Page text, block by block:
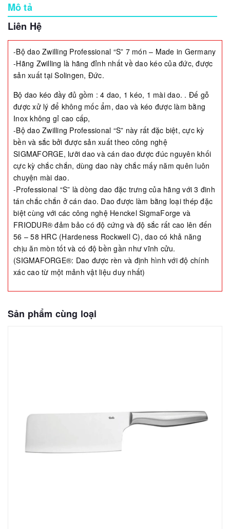
Mô tả
Liên Hệ
-Bộ dao Zwilling Professional “S” 7 món – Made in Germany
-Hãng Zwilling là hãng đỉnh nhất về dao kéo của đức, được
sản xuất tại Solingen, Đức.
Bộ dao kéo đầy đủ gồm : 4 dao, 1 kéo, 1 mài dao. . Đế gỗ
được xử lý để không mốc ẩm, dao và kéo được làm bằng
Inox không gỉ cao cấp,
-Bộ dao Zwilling Professional “S” này rất đặc biệt, cực kỳ
bền và sắc bởi được sản xuất theo công nghệ
SIGMAFORGE, lưỡi dao và cán dao được đúc nguyên khối
cực kỳ chắc chắn, dùng dao này chắc mấy năm quên luôn
chuyện mài dao.
-Professional “S” là dòng dao đặc trưng của hãng với 3 đinh
tán chắc chắn ở cán dao. Dao được làm bằng loại thép đặc
biệt cùng với các công nghệ Henckel SigmaForge và
FRIODUR® đảm bảo có độ cứng và độ sắc rất cao lên đến
56 – 58 HRC (Hardeness Rockwell C), dao có khả năng
chịu ăn mòn tốt và có độ bền gần như vĩnh cửu.
(SIGMAFORGE®: Dao được rèn và định hình với độ chính
xác cao từ một mảnh vật liệu duy nhất)
Sản phẩm cùng loại